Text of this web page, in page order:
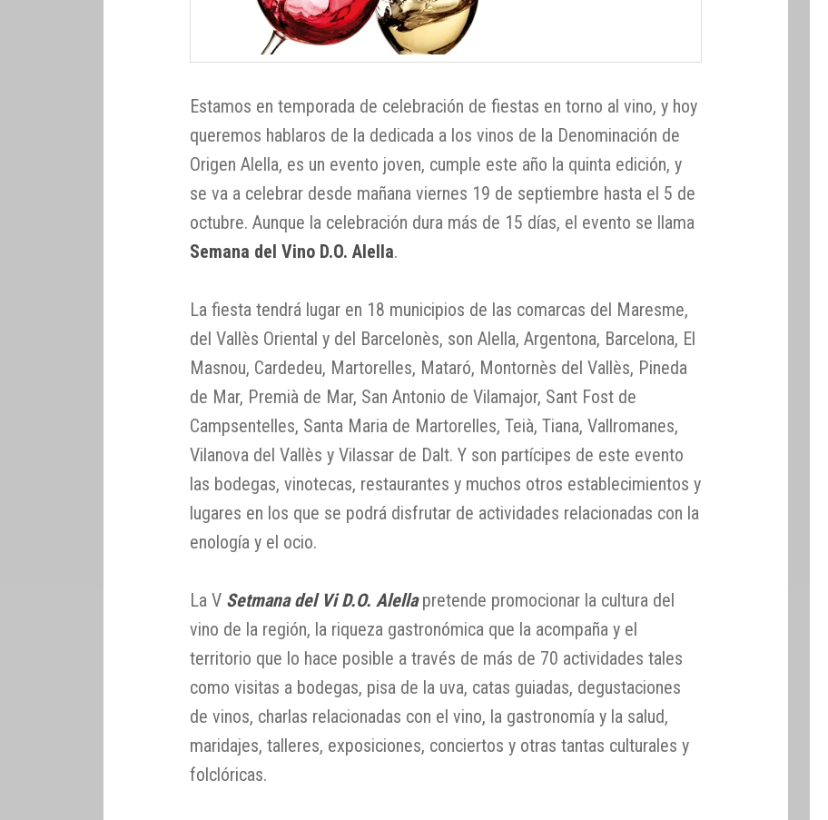
Estamos en temporada de celebración de fiestas en torno al vino, y hoy
queremos hablaros de la dedicada a los vinos de la Denominación de
Origen Alella, es un evento joven, cumple este año la quinta edición, y
se va a celebrar desde mañana viernes 19 de septiembre hasta el 5 de
octubre. Aunque la celebración dura más de 15 días, el evento se llama
Semana del Vino D.O. Alella.
La fiesta tendrá lugar en 18 municipios de las comarcas del Maresme,
del Vallès Oriental y del Barcelonès, son Alella, Argentona, Barcelona, El
Masnou, Cardedeu, Martorelles, Mataró, Montornès del Vallès, Pineda
de Mar, Premià de Mar, San Antonio de Vilamajor, Sant Fost de
Campsentelles, Santa Maria de Martorelles, Teià, Tiana, Vallromanes,
Vilanova del Vallès y Vilassar de Dalt. Y son partícipes de este evento
las bodegas, vinotecas, restaurantes y muchos otros establecimientos y
lugares en los que se podrá disfrutar de actividades relacionadas con la
enología y el ocio.
La V Setmana del Vi D.O. Alellapretende promocionar la cultura del
vino de la región, la riqueza gastronómica que la acompaña y el
territorio que lo hace posible a través de más de 70 actividades tales
como visitas a bodegas, pisa de la uva, catas guiadas, degustaciones
de vinos, charlas relacionadas con el vino, la gastronomía y la salud,
maridajes, talleres, exposiciones, conciertos y otras tantas culturales y
folclóricas.